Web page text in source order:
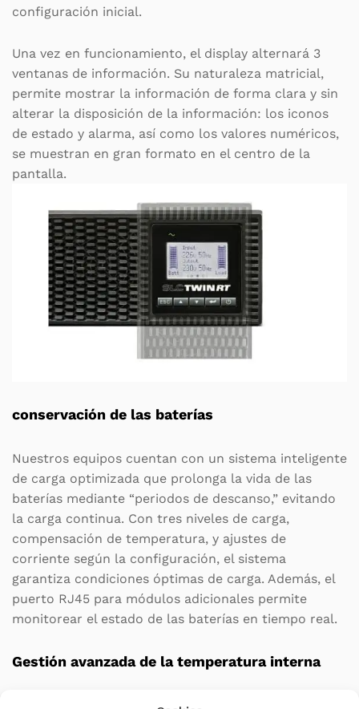
configuración inicial.
Una vez en funcionamiento, el display alternará 3
ventanas de información. Su naturaleza matricial,
permite mostrar la información de forma clara y sin
alterar la disposición de la información: los iconos
de estado y alarma, así como los valores numéricos,
se muestran en gran formato en el centro de la
pantalla.
conservación de las baterías
Nuestros equipos cuentan con un sistema inteligente
de carga optimizada que prolonga la vida de las
baterías mediante “periodos de descanso,” evitando
la carga continua. Con tres niveles de carga,
compensación de temperatura, y ajustes de
corriente según la configuración, el sistema
garantiza condiciones óptimas de carga. Además, el
puerto RJ45 para módulos adicionales permite
monitorear el estado de las baterías en tiempo real.
Gestión avanzada de la temperatura interna
SLC TWIN RT3 , a partir de 1.500 VA,